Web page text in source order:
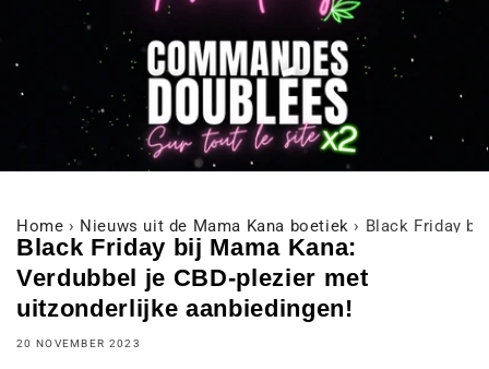
Home › Nieuws uit de Mama Kana boetiek › Black Friday
Black Friday bij Mama Kana:
Verdubbel je CBD-plezier met
uitzonderlijke aanbiedingen!
20 NOVEMBER 2023